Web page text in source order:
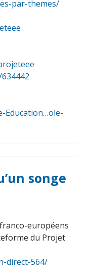
par-themes/
Education…ole-
songe
européens
du Projet
direct-564/